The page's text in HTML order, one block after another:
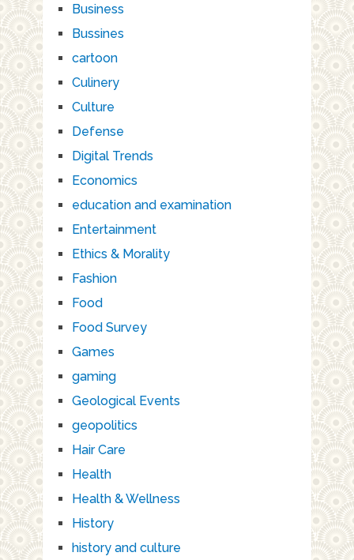
Business
Bussines
cartoon
Culinery
Culture
Defense
Digital Trends
Economics
education and examination
Entertainment
Ethics & Morality
Fashion
Food
Food Survey
Games
gaming
Geological Events
geopolitics
Hair Care
Health
Health & Wellness
History
history and culture